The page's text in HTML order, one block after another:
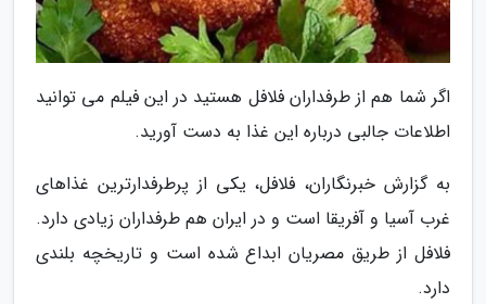
اگر شما هم از طرفداران فلافل هستید در این فیلم می توانید
اطلاعات جالبی درباره این غذا به دست آورید.
به گزارش خبرنگاران، فلافل، یکی از پرطرفدارترین غذاهای
غرب آسیا و آفریقا است و در ایران هم طرفداران زیادی دارد.
فلافل از طریق مصریان ابداع شده است و تاریخچه بلندی
دارد.